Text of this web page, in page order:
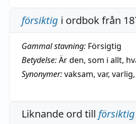
försiktig i ordbok från
Gammal stavning: Försigtig
Betydelse:Är den, som i allt,
Synonymer:vaksam, var, varlig,
Liknande ord till försiktig